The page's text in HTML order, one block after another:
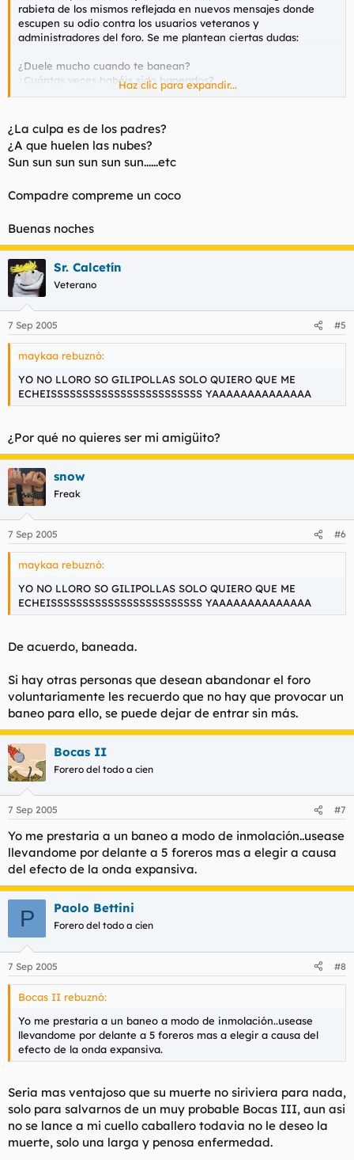
rabieta de los mismos reflejada en nuevos mensajes donde
escupen su odio contra los usuarios veteranos y
administradores del foro. Se me plantean ciertas dudas:
¿Duele mucho cuando te banean?
¿Cuántas veces habéis sido baneados?
Si te cierran un hilo y lloras… ¿eres gein?
Haz clic para expandir...
¿La culpa es de los padres?
¿A que huelen las nubes?
Sun sun sun sun sun sun......etc
Compadre compreme un coco
Buenas noches
Sr. Calcetín
Veterano
7 Sep 2005 #5
maykaa rebuznó:
YO NO LLORO SO GILIPOLLAS SOLO QUIERO QUE ME
ECHEISSSSSSSSSSSSSSSSSSSSSSSS YAAAAAAAAAAAAAA
¿Por qué no quieres ser mi amigüito?
snow
Freak
7 Sep 2005 #6
maykaa rebuznó:
YO NO LLORO SO GILIPOLLAS SOLO QUIERO QUE ME
ECHEISSSSSSSSSSSSSSSSSSSSSSSS YAAAAAAAAAAAAAA
De acuerdo, baneada.
Si hay otras personas que desean abandonar el foro
voluntariamente les recuerdo que no hay que provocar un
baneo para ello, se puede dejar de entrar sin más.
Bocas II
Forero del todo a cien
7 Sep 2005 #7
Yo me prestaria a un baneo a modo de inmolación..usease
llevandome por delante a 5 foreros mas a elegir a causa
del efecto de la onda expansiva.
P Paolo Bettini
Forero del todo a cien
7 Sep 2005 #8
Bocas II rebuznó:
Yo me prestaria a un baneo a modo de inmolación..usease
llevandome por delante a 5 foreros mas a elegir a causa del
efecto de la onda expansiva.
Seria mas ventajoso que su muerte no siriviera para nada,
solo para salvarnos de un muy probable Bocas III, aun asi
no se lance a mi cuello caballero todavia no le deseo la
muerte, solo una larga y penosa enfermedad.